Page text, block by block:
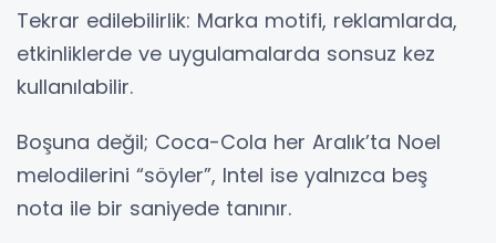
Tekrar edilebilirlik: Marka motifi, reklamlarda,
etkinliklerde ve uygulamalarda sonsuz kez
kullanılabilir.
Boşuna değil; Coca-Cola her Aralık’ta Noel
melodilerini “söyler”, Intel ise yalnızca beş
nota ile bir saniyede tanınır.